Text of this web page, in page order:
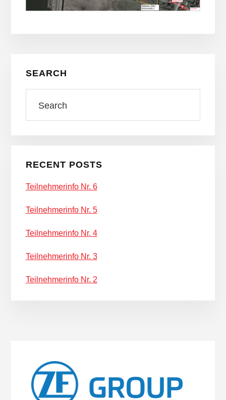
SEARCH
RECENT POSTS
Teilnehmerinfo Nr. 6
Teilnehmerinfo Nr. 5
Teilnehmerinfo Nr. 4
Teilnehmerinfo Nr. 3
Teilnehmerinfo Nr. 2